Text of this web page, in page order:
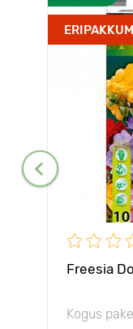
Freesia
Kogus